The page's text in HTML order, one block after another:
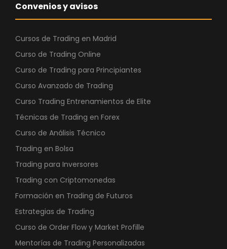
Convenios y avisos
Cursos de Trading en Madrid
Curso de Trading Online
Curso de Trading para Principiantes
Curso Avanzado de Trading
Curso Trading Entrenamientos de Elite
Técnicas de Trading en Forex
Curso de Análisis Técnico
Trading en Bolsa
Trading para Inversores
Trading con Criptomonedas
Formación en Trading de Futuros
Estrategias de Trading
Curso de Order Flow y Market Profille
Mentorías de Trading Personalizadas